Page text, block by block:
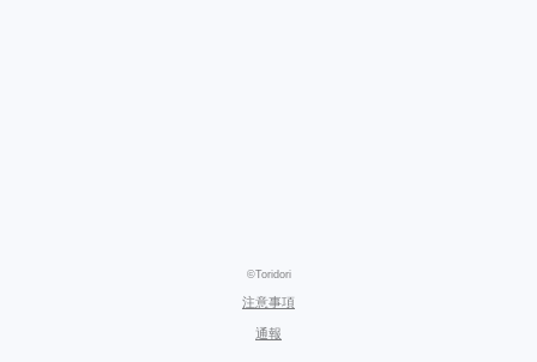
©Toridori
注意事項
通報